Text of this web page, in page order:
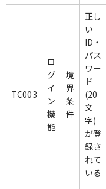
TC003
ロ
グ
イ
ン
機
能
境
界
条
件
正し
い
ID・
パス
ワー
ド
(20
文
字)
が登
録さ
れて
いる